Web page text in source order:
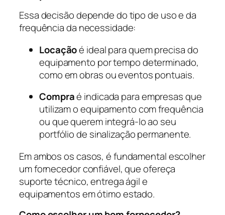
Essa decisão depende do tipo de uso e da
frequência da necessidade:
Locaçãoé ideal para quem precisa do
equipamento por tempo determinado,
como em obras ou eventos pontuais.
Compraé indicada para empresas que
utilizam o equipamento com frequência
ou que querem integrá-lo ao seu
portfólio de sinalização permanente.
Em ambos os casos, é fundamental escolher
um fornecedor confiável, que ofereça
suporte técnico, entrega ágil e
equipamentos em ótimo estado.